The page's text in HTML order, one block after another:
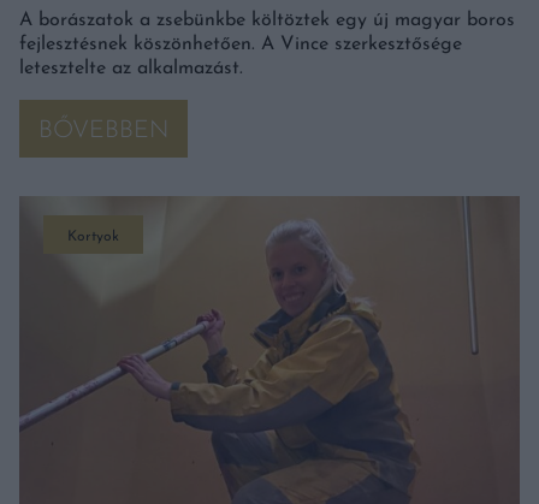
A borászatok a zsebünkbe költöztek egy új magyar boros
fejlesztésnek köszönhetően. A Vince szerkesztősége
letesztelte az alkalmazást.
BŐVEBBEN
Kortyok